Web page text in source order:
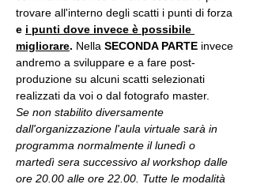
trovare all'interno degli scatti i punti di forza
e i punti dove invece è possibile
migliorare. Nella SECONDA PARTE invece
andremo a sviluppare e a fare post-
produzione su alcuni scatti selezionati
realizzati da voi o dal fotografo master.
Se non stabilito diversamente
dall'organizzazione l'aula virtuale sarà in
programma normalmente il lunedì o
martedì sera successivo al workshop dalle
ore 20.00 alle ore 22.00. Tutte le modalità